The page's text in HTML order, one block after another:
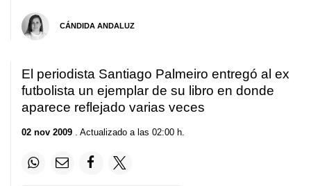
CÁNDIDA ANDALUZ
El periodista Santiago Palmeiro entregó al ex
futbolista un ejemplar de su libro en donde
aparece reflejado varias veces
02 nov 2009 . Actualizado a las 02:00 h.